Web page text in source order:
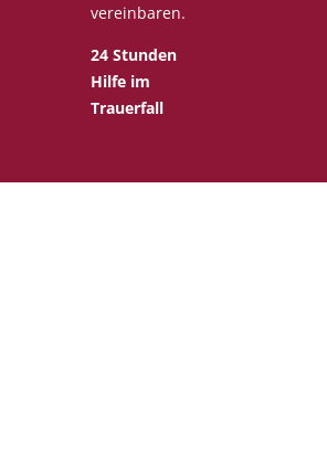
vereinbaren.
24 Stunden
Hilfe im
Trauerfall